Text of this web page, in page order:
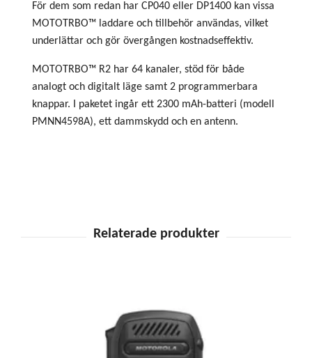
För dem som redan har CP040 eller DP1400 kan vissa
MOTOTRBO™ laddare och tillbehör användas, vilket
underlättar och gör övergången kostnadseffektiv.
MOTOTRBO™ R2 har 64 kanaler, stöd för både
analogt och digitalt läge samt 2 programmerbara
knappar. I paketet ingår ett 2300 mAh-batteri (modell
PMNN4598A), ett dammskydd och en antenn.